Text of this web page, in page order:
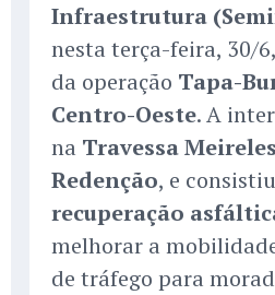
Infraestrutura
nesta terça-feira, 30/
da operação Tapa-
Centro-Oeste. A
na Travessa Meireles
Redenção, e
recuperação
melhorar a
de tráfego para